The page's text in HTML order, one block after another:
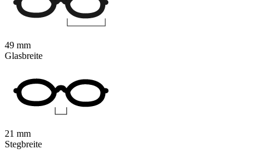
49 mm
Glasbreite
21 mm
Stegbreite